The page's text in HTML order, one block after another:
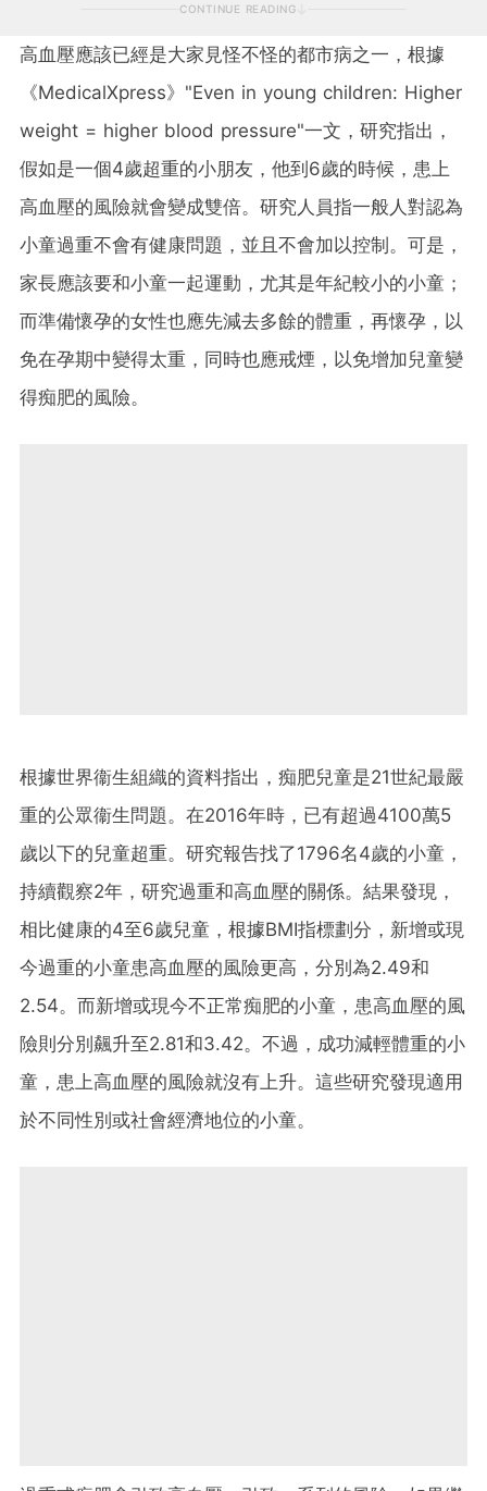
CONTINUE READING
高血壓應該已經是大家見怪不怪的都市病之一，根據
《MedicalXpress》"Even in young children: Higher
weight = higher blood pressure"一文，研究指出，
假如是一個4歲超重的小朋友，他到6歲的時候，患上
高血壓的風險就會變成雙倍。研究人員指一般人對認為
小童過重不會有健康問題，並且不會加以控制。可是，
家長應該要和小童一起運動，尤其是年紀較小的小童；
而準備懷孕的女性也應先減去多餘的體重，再懷孕，以
免在孕期中變得太重，同時也應戒煙，以免增加兒童變
得痴肥的風險。
根據世界衞生組織的資料指出，痴肥兒童是21世紀最嚴
重的公眾衞生問題。在2016年時，已有超過4100萬5
歲以下的兒童超重。研究報告找了1796名4歲的小童，
持續觀察2年，研究過重和高血壓的關係。結果發現，
相比健康的4至6歲兒童，根據BMI指標劃分，新增或現
今過重的小童患高血壓的風險更高，分別為2.49和
2.54。而新增或現今不正常痴肥的小童，患高血壓的風
險則分別飆升至2.81和3.42。不過，成功減輕體重的小
童，患上高血壓的風險就沒有上升。這些研究發現適用
於不同性別或社會經濟地位的小童。